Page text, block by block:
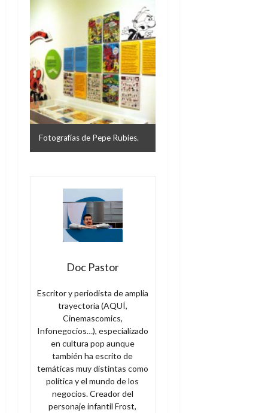
Fotografías de Pepe Rubies.
Doc Pastor
Escritor y periodista de amplia
trayectoria (AQUÍ,
Cinemascomics,
Infonegocios…), especializado
en cultura pop aunque
también ha escrito de
temáticas muy distintas como
política y el mundo de los
negocios. Creador del
personaje infantil Frost,